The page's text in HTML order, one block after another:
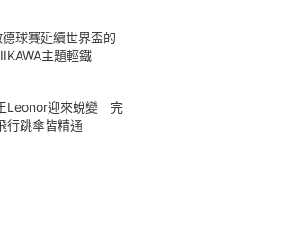
球賽延續世界盃的
主題輕鐵
Leonor迎來蛻變 完
跳傘皆精通